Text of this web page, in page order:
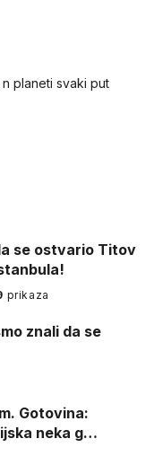
planeti svaki put
se ostvario Titov
prikaza
znali da se
neka g…